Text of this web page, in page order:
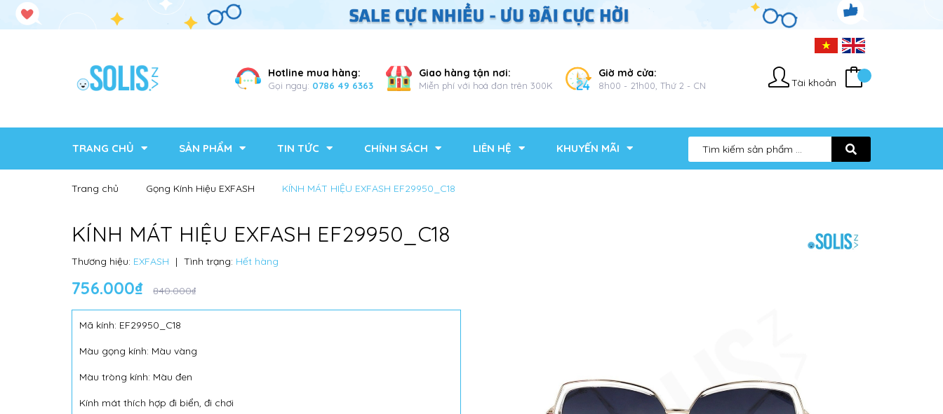
Hotline mua hàng:
Gọi ngay: 0786 49 6363
Giao hàng tận nơi:
Miễn phí với hoá đơn trên 300K
Giờ mở cửa:
8h00 - 21h00, Thứ 2 - CN Tài khoản
TRANG CHỦ SẢN PHẨM TIN TỨC CHÍNH SÁCH LIÊN HỆ KHUYẾN MÃI
Trang chủ Gọng Kính Hiệu EXFASH KÍNH MÁT HIỆU EXFASH EF29950_C18
KÍNH MÁT HIỆU EXFASH EF29950_C18
Thương hiệu: EXFASH | Tình trạng: Hết hàng
756.000₫ 840.000₫
Mã kính: EF29950_C18
Màu gọng kính: Màu vàng
Màu tròng kính: Màu đen
Kính mát thích hợp đi biển, đi chơi